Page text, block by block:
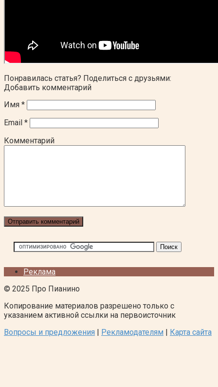
Понравилась статья? Поделиться с друзьями:
Добавить комментарий
Имя *
Email *
Комментарий
Реклама
© 2025 Про Пианино
Копирование материалов разрешено только с
указанием активной ссылки на первоисточник
Вопросы и предложения | Рекламодателям | Карта сайта